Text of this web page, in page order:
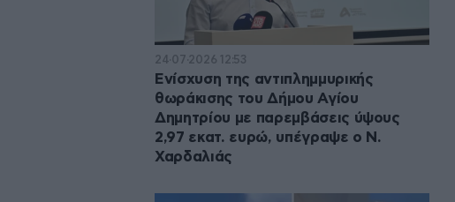
24·07·2026 12:53
Ενίσχυση της αντιπλημμυρικής
θωράκισης του Δήμου Αγίου
Δημητρίου με παρεμβάσεις ύψους
2,97 εκατ. ευρώ, υπέγραψε ο Ν.
Χαρδαλιάς